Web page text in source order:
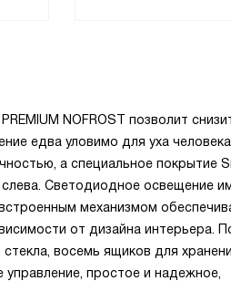
NOFROST позволит
едва уловимо для уха
а специальное покрытие
Светодиодное освещение
механизмом
от дизайна интерьера.
восемь ящиков для
простое и надежное,